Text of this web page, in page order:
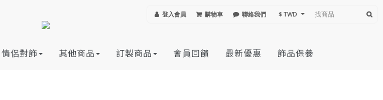
登入會員 購物車 聯絡我們 $ TWD
情侶對飾 其他商品 訂製商品 會員回饋 最新優惠 飾品保養